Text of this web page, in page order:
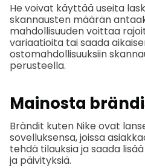
He voivat käyttää useita
skannausten määrän
mahdollisuuden voittaa
variaatioita tai saada
ostomahdollisuuksiin
perusteella.
Mainosta
Brändit kuten Nike ovat
sovelluksensa, joissa
tehdä tilauksia ja saada
ja päivityksiä.